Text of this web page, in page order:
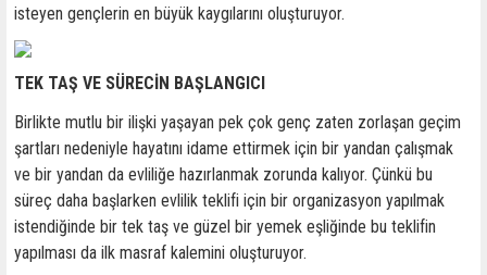
isteyen gençlerin en büyük kaygılarını oluşturuyor.
TEK TAŞ VE SÜRECİN BAŞLANGICI
Birlikte mutlu bir ilişki yaşayan pek çok genç zaten zorlaşan geçim
şartları nedeniyle hayatını idame ettirmek için bir yandan çalışmak
ve bir yandan da evliliğe hazırlanmak zorunda kalıyor. Çünkü bu
süreç daha başlarken evlilik teklifi için bir organizasyon yapılmak
istendiğinde bir tek taş ve güzel bir yemek eşliğinde bu teklifin
yapılması da ilk masraf kalemini oluşturuyor.